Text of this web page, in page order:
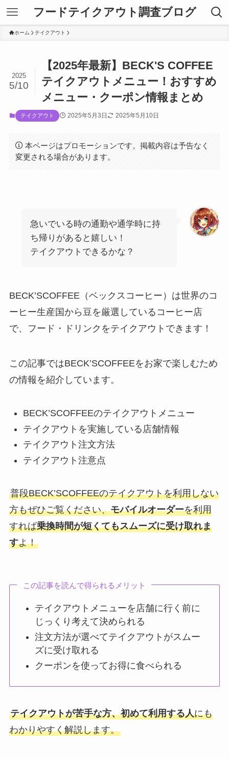
フードテイクアウト調査ブログ
ホーム テイクアウト
【2025年最新】BECK'S COFFEE
テイクアウトメニュー！おすすめ
メニュー・クーポン情報まとめ
2025
5/10
テイクアウト 2025年5月3日 2025年5月10日
本ページはプロモーションです。掲載内容は予告なく
変更される場合があります。
急いでいる時の通勤や通学時に持
ち帰りがあると嬉しい！
テイクアウトできるかな？
BECK’SCOFFEE（ベックスコーヒー）は世界のコ
ーヒー生産国から豆を厳選 しているコーヒー店
で、フード・ドリンクをテイクアウトできます！
この記事ではBECK’SCOFFEEをお家で楽しむため
の情報を紹介しています。
BECK’SCOFFEEのテイクアウトメニュー
テイクアウトを実施している店舗情報
テイクアウト注文方法
テイクアウト注意点
普段BECK’SCOFFEEのテイクアウトを利用しない
方もぜひご覧ください、モバイルオーダーを利用
すれば乗換時間が短くてもスムーズに受け取れま
すよ！
この記事を読んで得られるメリット
テイクアウトメニューを店舗に行く前に
じっくり考えて決められる
注文方法が選べてテイクアウトがスムー
ズに受け取れる
クーポンを使ってお得に食べられる
テイクアウトが苦手な方、初めて利用する人にも
わかりやすく解説します。